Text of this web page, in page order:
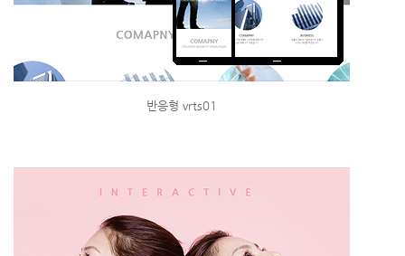
반응형 vrts01